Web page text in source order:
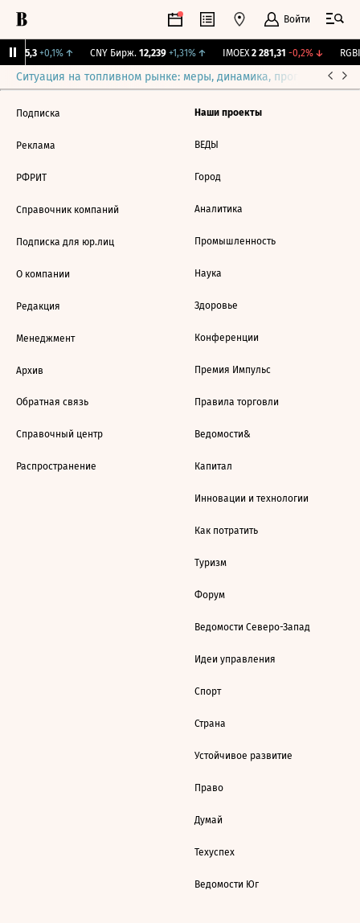
Войти
115,3 +0,1%↑ CNY Бирж. 12,239 +1,31%↑ IMOEX 2 281,31 -0,2%↓
Ситуация на топливном рынке: меры, динамика, прогнозы
Подписка
Реклама
РФРИТ
Справочник компаний
Подписка для юр.лиц
О компании
Редакция
Менеджмент
Архив
Обратная связь
Справочный центр
Распространение
Наши проекты
ВЕДЫ
Город
Аналитика
Промышленность
Наука
Здоровье
Конференции
Премия Импульс
Правила торговли
Ведомости&
Капитал
Инновации и технологии
Как потратить
Туризм
Форум
Ведомости Северо-Запад
Идеи управления
Спорт
Страна
Устойчивое развитие
Право
Думай
Техуспех
Ведомости Юг